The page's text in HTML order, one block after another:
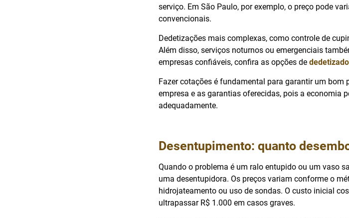
serviço. Em São Paulo, por exemplo, o preço pode
convencionais.
Dedetizações mais complexas, como controle de
Além disso, serviços noturnos ou emergenciais
empresas confiáveis, confira as opções de
Fazer cotações é fundamental para garantir um bom
empresa e as garantias oferecidas, pois a economia
adequadamente.
Desentupimento: quanto
Quando o problema é um ralo entupido ou um vaso
uma desentupidora. Os preços variam conforme o
hidrojateamento ou uso de sondas. O custo inicial
ultrapassar R$ 1.000 em casos graves.